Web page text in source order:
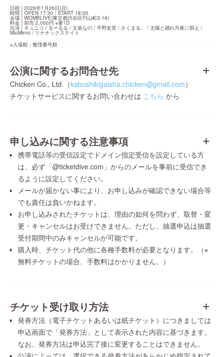
日程 | 2026年1月26日(月)
時間 | OPEN 17:30 / START 18:00
会場 | WOMBLIVE(東京都渋谷区円山町2-16)
料金 | 前売 2,000円 ※要1D
出演 | キュニコ / るーるる / 文坂なの / 平野友里 / さくまる。 / 太陽と踊れ月夜に唄え /
MiuMeno / リナチックステイト
※入場順：整理番号順
公演に関するお問合せ先
Chicken Co., Ltd.（kabushikigaisha.chicken@gmail.com）
チケットサービスに関するお問い合わせは こちら から
申し込みに関する注意事項
携帯電話等の受信設定でドメイン指定受信を設定している方
は、必ず「@ticketdive.com」からのメールを事前に受信でき
るように設定してください。
メールが届かない事により、お申し込みが確認できない場合等
でも責任は負いかねます。
お申し込みされたチケットは、理由の如何を問わず、取替・変
更・キャンセルはお受けできません。ただし、抽選申込は抽選
受付期間中のみキャンセルが可能です。
購入時、チケット代の他に各種手数料が必要となります。（※
無料チケットの場合、手数料はかかりません。）
チケット受け取り方法
発券方法（電子チケットあるいは紙チケット）につきましては
申込画面で「発券方法」として表示された内容に基づきます。
なお、発券方法は申込完了後に変更することはできません。